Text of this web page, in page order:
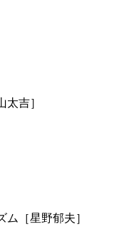
吉］
［星野郁夫］